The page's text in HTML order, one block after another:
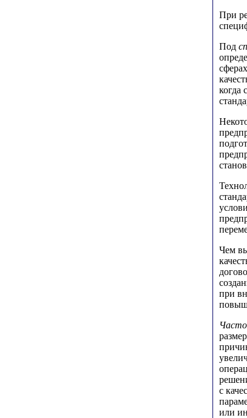
При
Под
когда
Чем
при
с
или